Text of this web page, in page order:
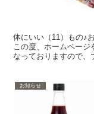
体にいい（11）もの♪
この度、ホームペー
なっておりますので、
お知らせ